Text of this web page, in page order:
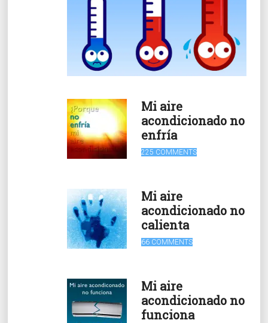
Mi aire
acondicionado no
enfría
225 COMMENTS
Mi aire
acondicionado no
calienta
66 COMMENTS
Mi aire
acondicionado no
funciona